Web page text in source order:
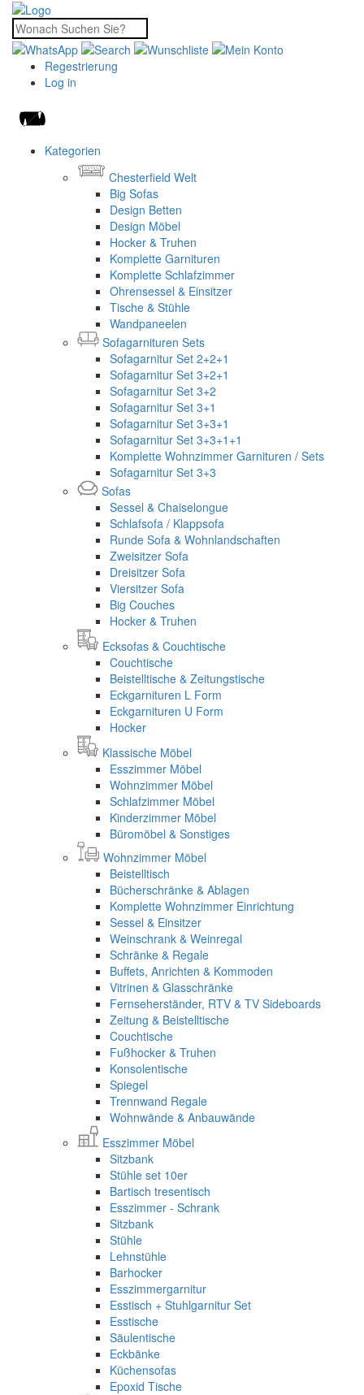
Regestrierung
Log in
Kategorien
Chesterfield Welt
Big Sofas
Design Betten
Design Möbel
Hocker & Truhen
Komplette Garnituren
Komplette Schlafzimmer
Ohrensessel & Einsitzer
Tische & Stühle
Wandpaneelen
Sofagarnituren Sets
Sofagarnitur Set 2+2+1
Sofagarnitur Set 3+2+1
Sofagarnitur Set 3+2
Sofagarnitur Set 3+1
Sofagarnitur Set 3+3+1
Sofagarnitur Set 3+3+1+1
Komplette Wohnzimmer Garnituren / Sets
Sofagarnitur Set 3+3
Sofas
Sessel & Chaiselongue
Schlafsofa / Klappsofa
Runde Sofa & Wohnlandschaften
Zweisitzer Sofa
Dreisitzer Sofa
Viersitzer Sofa
Big Couches
Hocker & Truhen
Ecksofas & Couchtische
Couchtische
Beistelltische & Zeitungstische
Eckgarnituren L Form
Eckgarnituren U Form
Hocker
Klassische Möbel
Esszimmer Möbel
Wohnzimmer Möbel
Schlafzimmer Möbel
Kinderzimmer Möbel
Büromöbel & Sonstiges
Wohnzimmer Möbel
Beistelltisch
Bücherschränke & Ablagen
Komplette Wohnzimmer Einrichtung
Sessel & Einsitzer
Weinschrank & Weinregal
Schränke & Regale
Buffets, Anrichten & Kommoden
Vitrinen & Glasschränke
Fernseherständer, RTV & TV Sideboards
Zeitung & Beistelltische
Couchtische
Fußhocker & Truhen
Konsolentische
Spiegel
Trennwand Regale
Wohnwände & Anbauwände
Esszimmer Möbel
Sitzbank
Stühle set 10er
Bartisch tresentisch
Esszimmer - Schrank
Sitzbank
Stühle
Lehnstühle
Barhocker
Esszimmergarnitur
Esstisch + Stuhlgarnitur Set
Esstische
Säulentische
Eckbänke
Küchensofas
Epoxid Tische